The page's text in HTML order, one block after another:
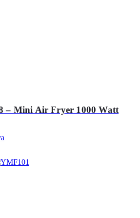
– Mini Air Fryer 1000 Watt